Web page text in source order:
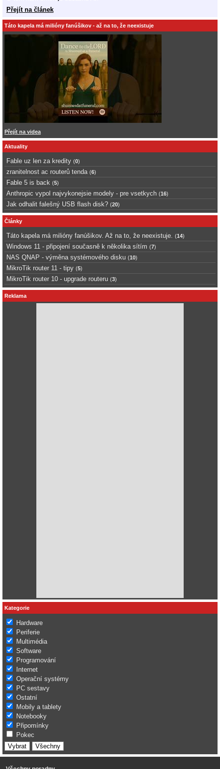
Přejít na článek
Táto kapela má milióny fanúšikov - až na to, že neexistuje
Přejít na videa
Aktuality
Fable uz len za kredity (0)
zranitelnost ac routerů tenda (6)
Fable 5 is back (5)
Anthropic vypol najvykonejsie modely - pre vsetkych (16)
Jak odhalit falešný USB flash disk? (20)
Články
Táto kapela má milióny fanúšikov. Až na to, že neexistuje. (14)
Windows 11 - připojení současně k několika sítím (7)
NAS QNAP - výměna systémového disku (10)
MikroTik router 11 - tipy (5)
MikroTik router 10 - upgrade routeru (3)
Reklama
Kategorie
Hardware
Periferie
Multimédia
Software
Programování
Internet
Operační systémy
PC sestavy
Ostatní
Mobily a tablety
Notebooky
Připomínky
Pokec